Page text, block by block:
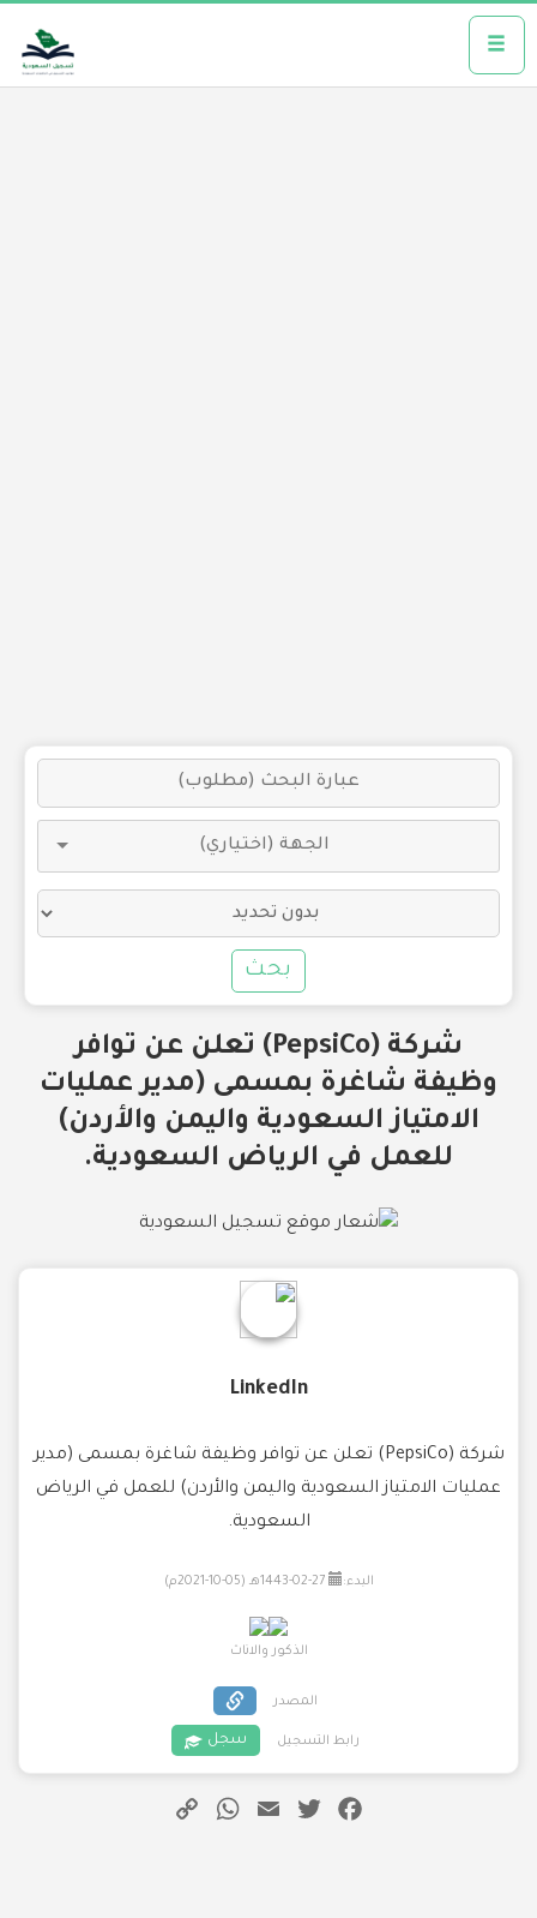
بحث
شركة (PepsiCo) تعلن عن توافر
وظيفة شاغرة بمسمى (مدير عمليات
الامتياز السعودية واليمن والأردن)
للعمل في الرياض السعودية.
LinkedIn
شركة (PepsiCo) تعلن عن توافر وظيفة شاغرة بمسمى (مدير
عمليات الامتياز السعودية واليمن والأردن) للعمل في الرياض
السعودية.
البدء: 27-02-1443هـ (05-10-2021م)
الذكور والاناث
المصدر
رابط التسجيل سجل
Facebook
Twitter
Email
WhatsApp